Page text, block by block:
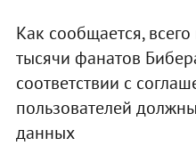
Как сообщается,
тысячи фанатов
соответствии с
пользователей
данных